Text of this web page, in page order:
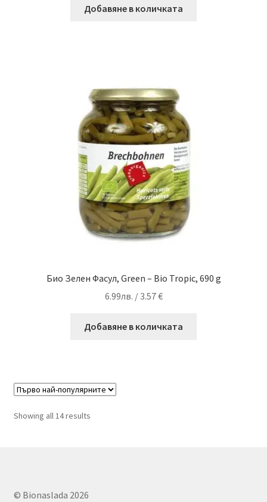
Добавяне в количката
Био Зелен Фасул, Green – Bio Tropic, 690 g
6.99лв. / 3.57 €
Добавяне в количката
Showing all 14 resultsSorted
© Bionaslada 2026